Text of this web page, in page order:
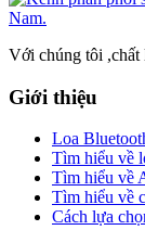
Với chúng tôi ,chất
Giới thiệu
Loa
Tìm hiểu về
Tìm hiểu về
Tìm hiểu về
Cách lựa